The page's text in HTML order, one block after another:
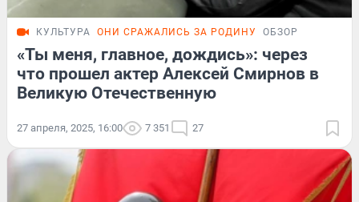
КУЛЬТУРА ОНИ СРАЖАЛИСЬ ЗА РОДИНУ ОБЗОР
«Ты меня, главное, дождись»: через
что прошел актер Алексей Смирнов в
Великую Отечественную
27 апреля, 2025, 16:00 7 351 27